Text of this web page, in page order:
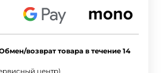
возврат товара в течение 14
центр)